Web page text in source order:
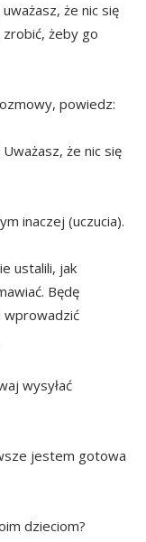
że nic się
żeby go
powiedz:
że nic się
inaczej (uczucia).
ustalili, jak
Będę
wprowadzić
wysyłać
jestem gotowa
dzieciom?